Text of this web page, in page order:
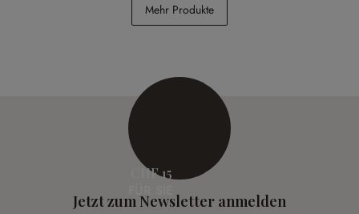
CHF 26.95
Mehr Produkte
CHF 15
Jetzt zum Newsletter anmelden